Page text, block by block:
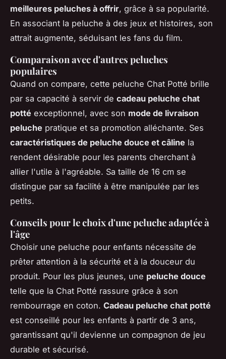
meilleures peluches à offrir, grâce à sa popularité.
En associant la peluche à des jeux et histoires, son
attrait augmente, séduisant les fans du film.
Comparaison avec d'autres peluches
populaires
Quand on compare, cette peluche Chat Potté brille
par sa capacité à servir de cadeau peluche chat
potté exceptionnel, avec son mode de livraison
peluche pratique et sa promotion alléchante. Ses
caractéristiques de peluche douce et câline la
rendent désirable pour les parents cherchant à
allier l'utile à l'agréable. Sa taille de 16 cm se
distingue par sa facilité à être manipulée par les
petits.
Conseils pour le choix d'une peluche adaptée à
l'âge
Choisir une peluche pour enfants nécessite de
prêter attention à la sécurité et à la douceur du
produit. Pour les plus jeunes, une peluche douce
telle que la Chat Potté rassure grâce à son
rembourrage en coton. Cadeau peluche chat potté
est conseillé pour les enfants à partir de 3 ans,
garantissant qu'il devienne un compagnon de jeu
durable et sécurisé.